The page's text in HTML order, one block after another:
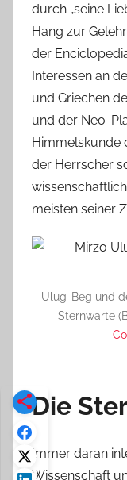
durch „seine
Hang zur
der
Interessen an
und Griechen
und der Neo-
Himmelskunde
der Herrscher
meisten seiner
Ulug-Beg und
Sternwarte
Die
Immer daran
Wissenschaft